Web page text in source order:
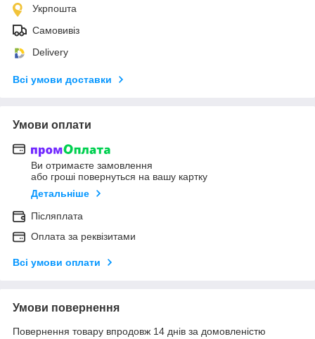
Укрпошта
Самовивіз
Delivery
Всі умови доставки
Умови оплати
Ви отримаєте замовлення
або гроші повернуться на вашу картку
Детальніше
Післяплата
Оплата за реквізитами
Всі умови оплати
Умови повернення
Повернення товару впродовж 14 днів за домовленістю